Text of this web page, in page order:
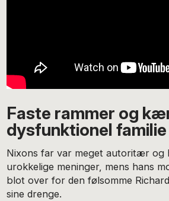
Faste rammer og
dysfunktionel familie
Nixons far var meget autoritær og
urokkelige meninger, mens hans
blot over for den følsomme
sine drenge.